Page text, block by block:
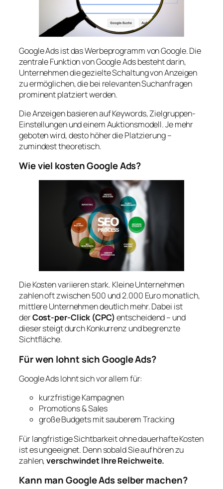
Google Ads ist das Werbeprogramm von Google. Die
zentrale Funktion von Google Ads besteht darin,
Unternehmen die gezielte Schaltung von Anzeigen
zu ermöglichen, die bei relevanten Suchanfragen
prominent platziert werden.
Die Anzeigen basieren auf Keywords, Zielgruppen-
Einstellungen und einem Auktionsmodell. Je mehr
geboten wird, desto höher die Platzierung –
zumindest theoretisch.
Wie viel kosten Google Ads?
Die Kosten variieren stark. Kleine Unternehmen
zahlen oft zwischen 500 und 2.000 Euro monatlich,
mittlere Unternehmen deutlich mehr. Dabei ist
derCost-per-Click (CPC) entscheidend – und
dieser steigt durch Konkurrenz und begrenzte
Sichtfläche.
Für wen lohnt sich Google Ads?
Google Ads lohnt sich vor allem für:
kurzfristige Kampagnen
Promotions & Sales
große Budgets mit sauberem Tracking
Für langfristige Sichtbarkeit ohne dauerhafte Kosten
ist es ungeeignet. Denn sobald Sie aufhören zu
zahlen,verschwindet Ihre Reichweite.
Kann man Google Ads selber machen?